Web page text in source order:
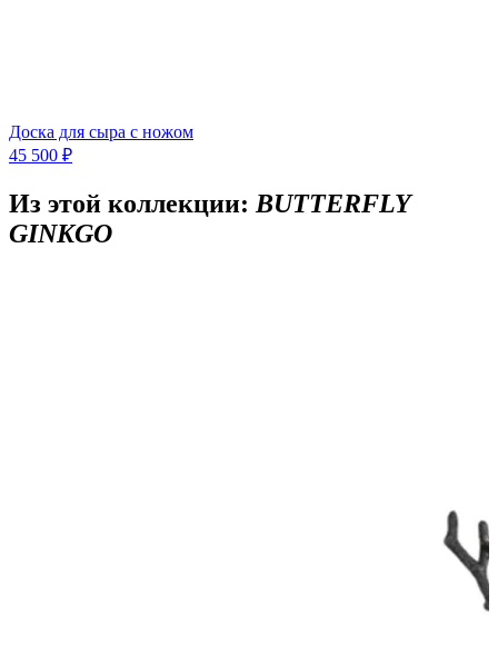
Доска для сыра с ножом
45 500 ₽
Из этой коллекции:BUTTERFLY
GINKGO